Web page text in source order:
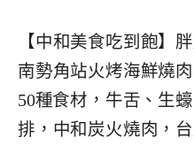
【中和美食吃到飽】
南勢角站火烤海鮮燒
50種食材，牛舌、生
排，中和炭火燒肉，